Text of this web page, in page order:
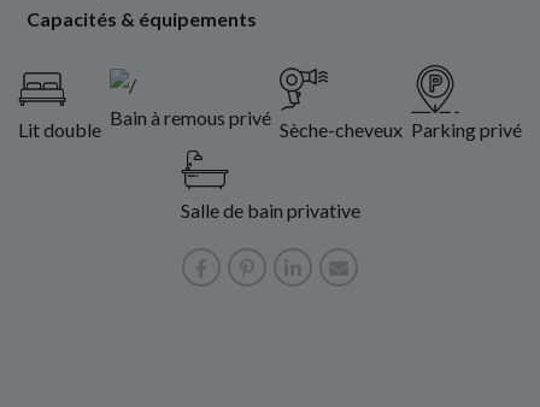
Capacités & équipements
Lit double
Bain à remous privé
Sèche-cheveux Parking privé
Salle de bain privative